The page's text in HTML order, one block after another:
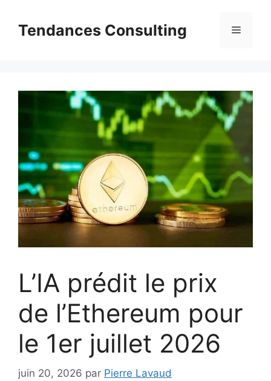
contenuTendances Consulting Menu
L’IA prédit le prix
de l’Ethereum pour
le 1er juillet 2026
juin 20, 2026 par Pierre Lavaud